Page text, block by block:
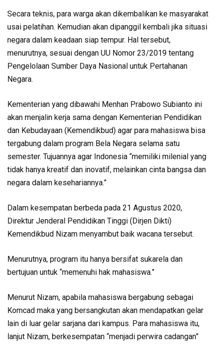
Secara teknis, para warga akan dikembalikan ke masyarakat
usai pelatihan. Kemudian akan dipanggil kembali jika situasi
negara dalam keadaan siap tempur. Hal tersebut,
menurutnya, sesuai dengan UU Nomor 23/2019 tentang
Pengelolaan Sumber Daya Nasional untuk Pertahanan
Negara.
Kementerian yang dibawahi Menhan Prabowo Subianto ini
akan menjalin kerja sama dengan Kementerian Pendidikan
dan Kebudayaan (Kemendikbud) agar para mahasiswa bisa
tergabung dalam program Bela Negara selama satu
semester. Tujuannya agar Indonesia “memiliki milenial yang
tidak hanya kreatif dan inovatif, melainkan cinta bangsa dan
negara dalam kesehariannya.”
Dalam kesempatan berbeda pada 21 Agustus 2020,
Direktur Jenderal Pendidikan Tinggi (Dirjen Dikti)
Kemendikbud Nizam menyambut baik wacana tersebut.
Menurutnya, program itu hanya bersifat sukarela dan
bertujuan untuk “memenuhi hak mahasiswa.”
Menurut Nizam, apabila mahasiswa bergabung sebagai
Komcad maka yang bersangkutan akan mendapatkan gelar
lain di luar gelar sarjana dari kampus. Para mahasiswa itu,
lanjut Nizam, berkesempatan “menjadi perwira cadangan”